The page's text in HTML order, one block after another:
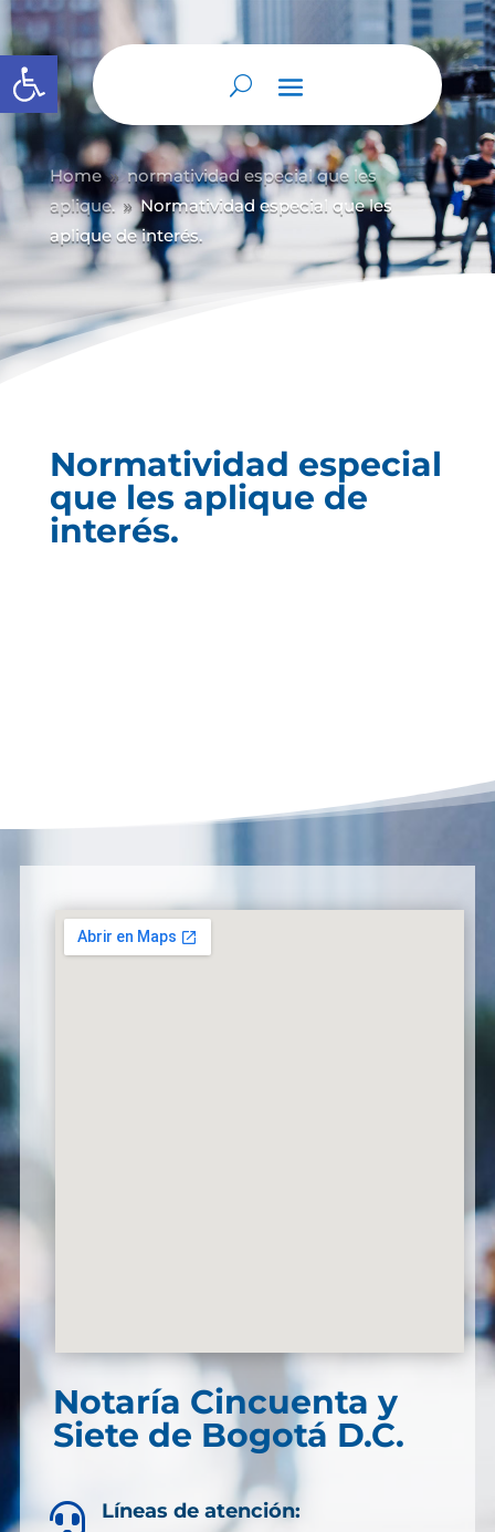
Abrir barra de herramientas
Home 9 normatividad especial que les
aplique. 9 Normatividad especial que les
aplique de interés.
Normatividad especial
que les aplique de
interés.
Notaría Cincuenta y
Siete de Bogotá D.C.
 Líneas de atención: